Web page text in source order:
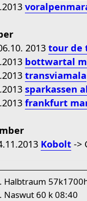
2013 tour de
bottwartal
transviamala
sparkassen
frankfurt
Kobolt ->
Halbtraum
Naswut 60 k 08:40